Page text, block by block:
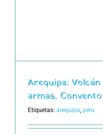
Arequipa:
armas,
Etiquetas: arequipa, peru